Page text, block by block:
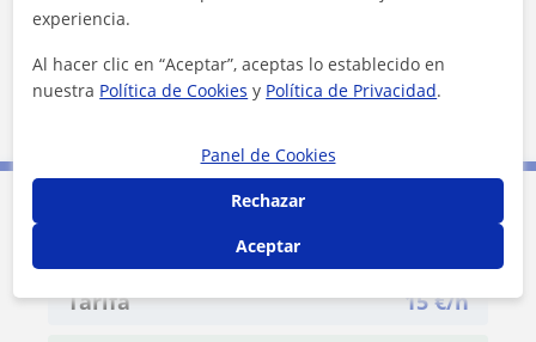
Contacta con Jesus Carlos
Tarifa 15€/h
experiencia.
Al hacer clic en “Aceptar”, aceptas lo establecido en
nuestra Política de Cookies y Política de Privacidad.
Panel de Cookies
Rechazar
Aceptar